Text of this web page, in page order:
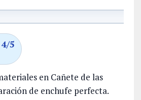
5
en Cañete de las
de enchufe perfecta.